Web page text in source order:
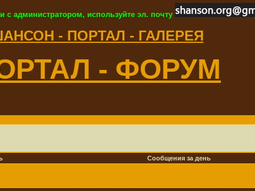
администратором, используйте эл. почту
- ПОРТАЛ - ГАЛЕРЕЯ
- ФОРУМ
Сообщения за день